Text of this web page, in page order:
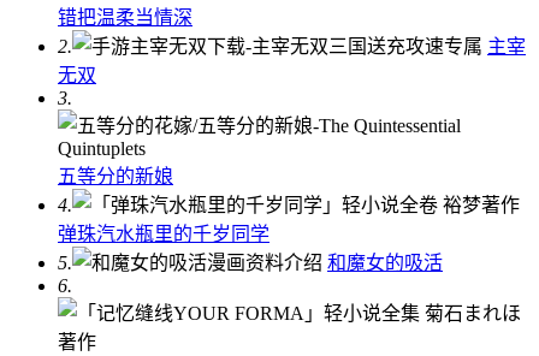
错把温柔当情深
2.
主宰
无双
3.
五等分的新娘
4.
弹珠汽水瓶里的千岁同学
5.
和魔女的吸活
6.